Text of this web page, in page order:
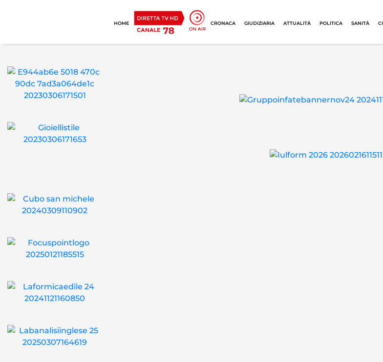
HOME CRONACA GIUDIZIARIA ATTUALITÀ POLITICA SANITÀ